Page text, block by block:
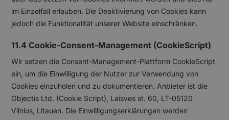
im Einzelfall erlauben. Die Deaktivierung von Cookies kann
jedoch die Funktionalität unserer Website einschränken.
11.4 Cookie-Consent-Management (CookieScript)
Wir setzen die Consent-Management-Plattform CookieScript
ein, um die Einwilligung der Nutzer zur Verwendung von
Cookies einzuholen und zu dokumentieren. Anbieter ist die
Objectis Ltd. (Cookie Script), Laisves st. 60, LT-05120
Vilnius, Litauen. Die Einwilligungserklärungen werden